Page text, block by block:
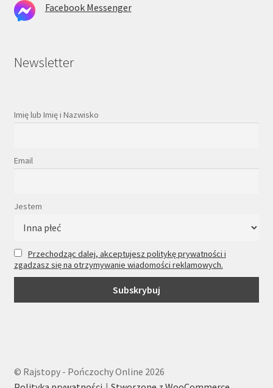
Facebook Messenger
Newsletter
Imię lub Imię i Nazwisko
Email
Jestem
Przechodząc dalej, akceptujesz politykę prywatności i
zgadzasz się na otrzymywanie wiadomości reklamowych.
© Rajstopy - Pończochy Online 2026